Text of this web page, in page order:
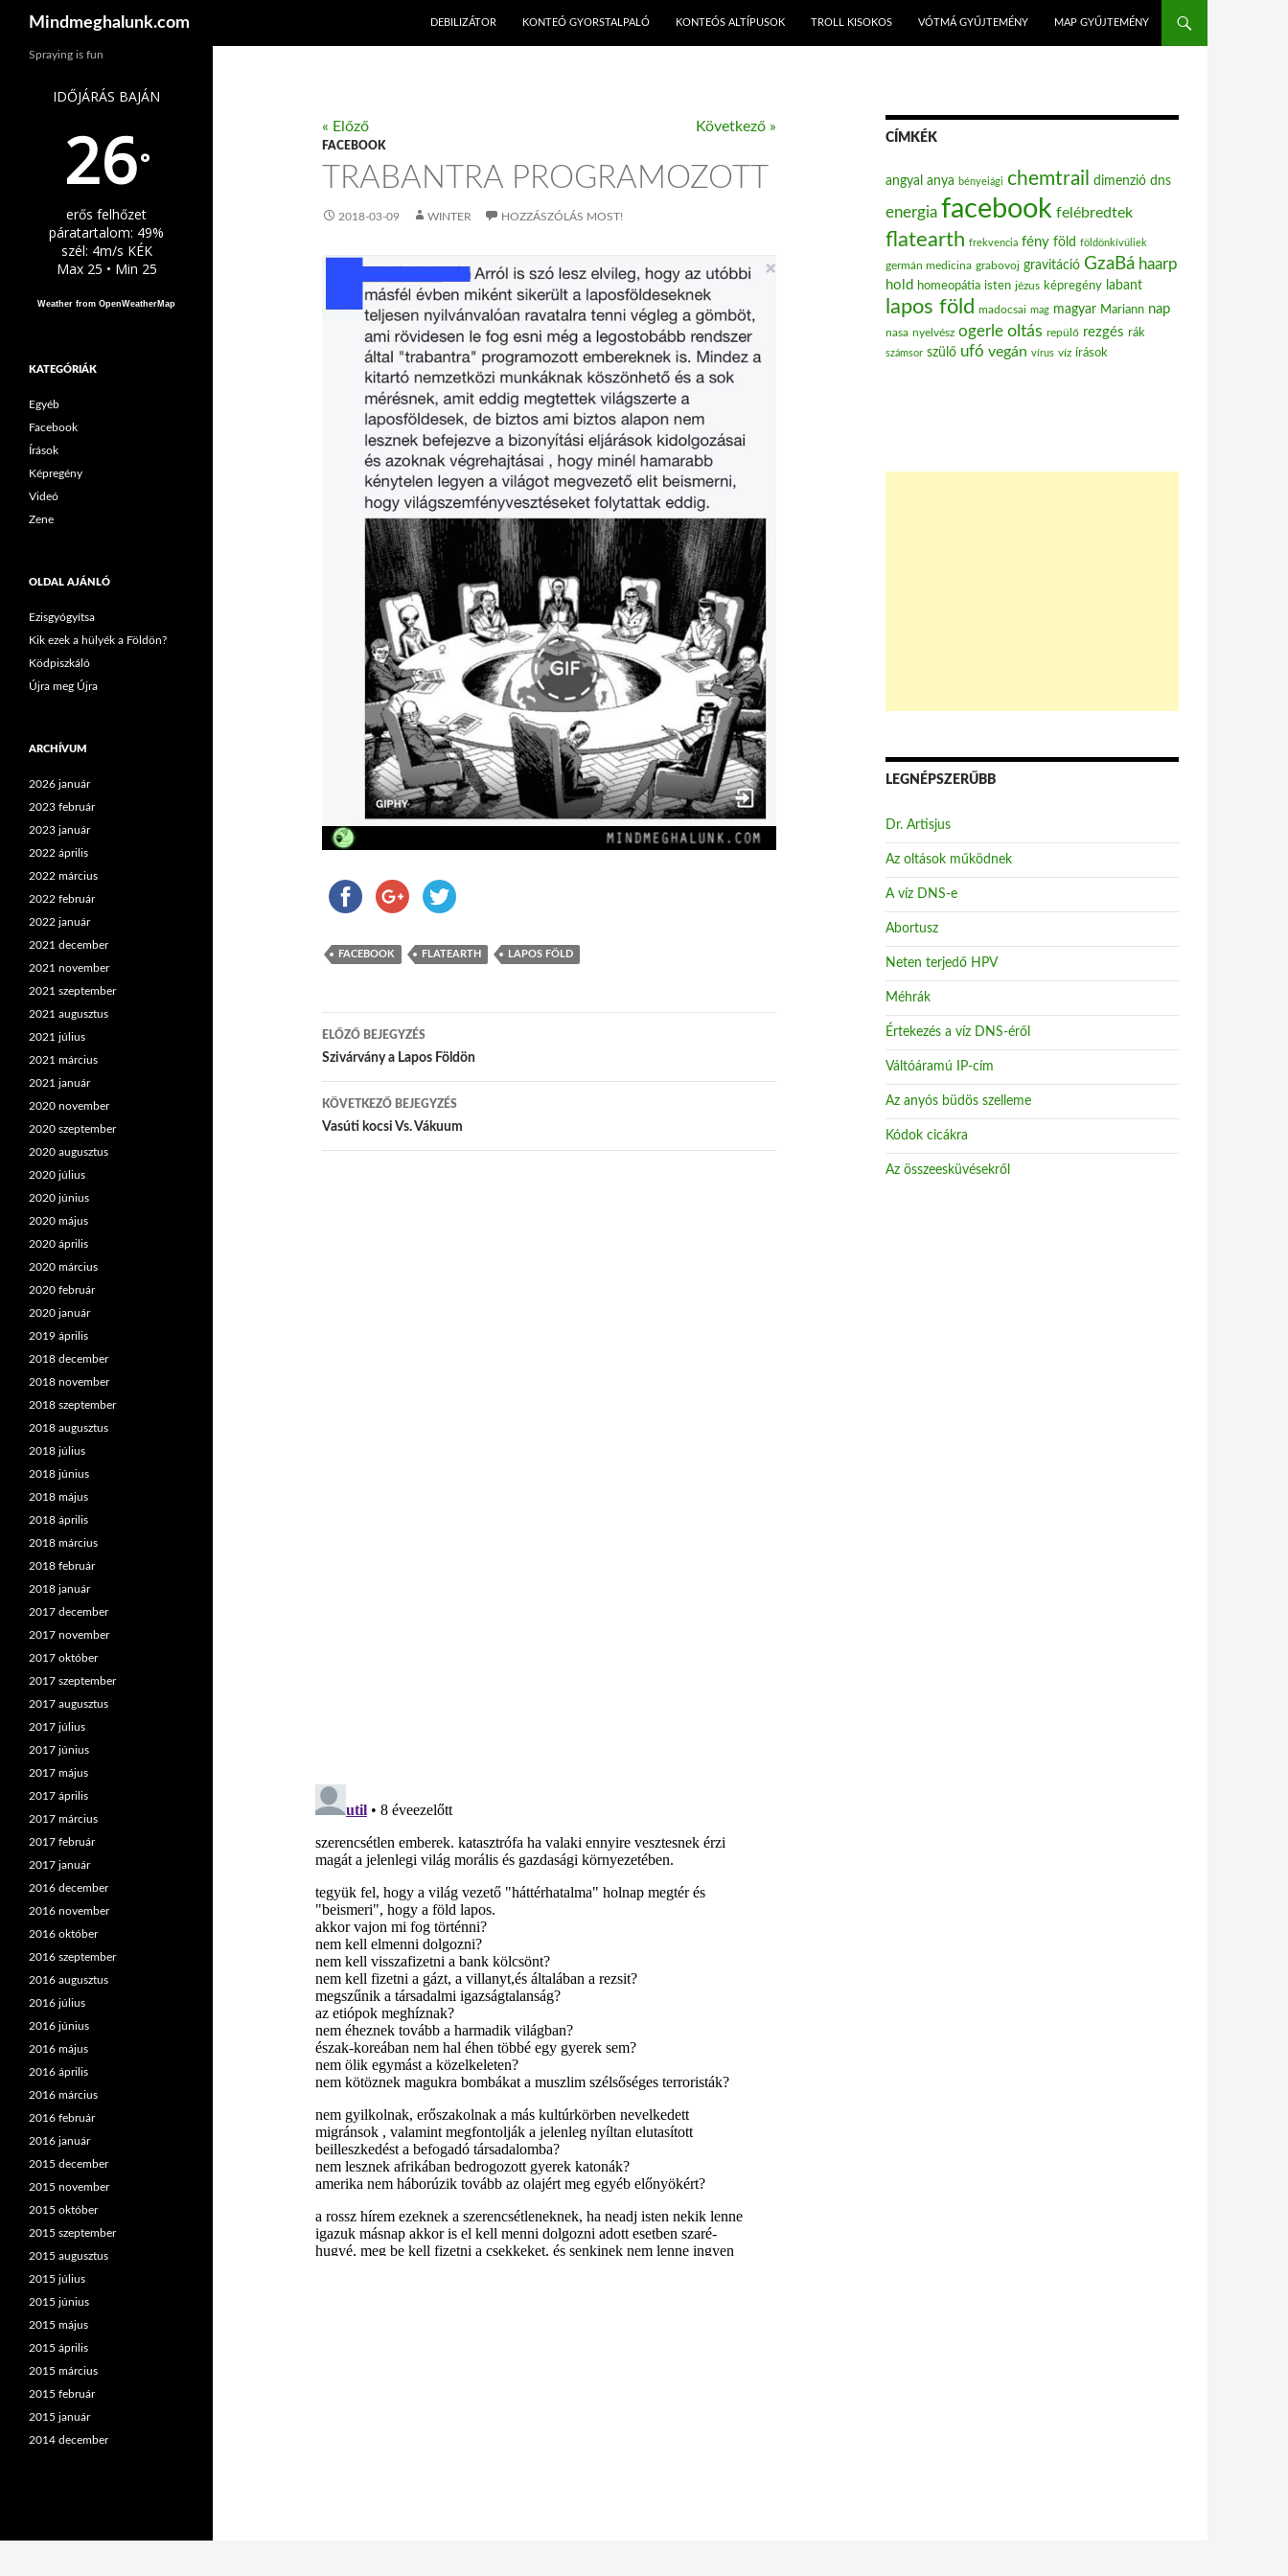
Mindmeghalunk.com
DEBILIZÁTOR
KONTEÓ GYORSTALPALÓ KONTEÓS ALTÍPUSOK TROLL KISOKOS VÓTMÁ GYŰJTEMÉNY MAP GYŰJTEMÉNY
« Előző Következő »
FACEBOOK
TRABANTRA PROGRAMOZOTT
2018-03-09 WINTER HOZZÁSZÓLÁS MOST!
FACEBOOK FLATEARTH LAPOS FÖLD
Bejegyzés navigáció
ELŐZŐ BEJEGYZÉS
Szivárvány a Lapos Földön
KÖVETKEZŐ BEJEGYZÉS
Vasúti kocsi Vs. Vákuum
CÍMKÉK
angyal anya bényeiági chemtrail dimenzió dns
energia facebook felébredtek
flatearth frekvencia fény föld földönkívüliek
germán medicina grabovoj gravitáció GzaBá haarp
hold homeopátia isten jézus képregény labant
lapos föld madocsai mag magyar Mariann nap
nasa nyelvész ogerle oltás repülő rezgés rák
számsor szülő ufó vegán vírus víz írások
LEGNÉPSZERŰBB
Dr. Artisjus
Az oltások működnek
A víz DNS-e
Abortusz
Neten terjedő HPV
Méhrák
Értekezés a víz DNS-éről
Váltóáramú IP-cím
Az anyós büdös szelleme
Kódok cicákra
Az összeesküvésekről
Spraying is fun
IDŐJÁRÁS BAJÁN
26°
erős felhőzet
páratartalom: 49%
szél: 4m/s KÉK
Max 25 • Min 25
Weather from OpenWeatherMap
KATEGÓRIÁK
Egyéb
Facebook
Írások
Képregény
Videó
Zene
OLDAL AJÁNLÓ
Ezisgyógyítsa
Kik ezek a hülyék a Földön?
Ködpiszkáló
Újra meg Újra
ARCHÍVUM
2026 január
2023 február
2023 január
2022 április
2022 március
2022 február
2022 január
2021 december
2021 november
2021 szeptember
2021 augusztus
2021 július
2021 március
2021 január
2020 november
2020 szeptember
2020 augusztus
2020 július
2020 június
2020 május
2020 április
2020 március
2020 február
2020 január
2019 április
2018 december
2018 november
2018 szeptember
2018 augusztus
2018 július
2018 június
2018 május
2018 április
2018 március
2018 február
2018 január
2017 december
2017 november
2017 október
2017 szeptember
2017 augusztus
2017 július
2017 június
2017 május
2017 április
2017 március
2017 február
2017 január
2016 december
2016 november
2016 október
2016 szeptember
2016 augusztus
2016 július
2016 június
2016 május
2016 április
2016 március
2016 február
2016 január
2015 december
2015 november
2015 október
2015 szeptember
2015 augusztus
2015 július
2015 június
2015 május
2015 április
2015 március
2015 február
2015 január
2014 december